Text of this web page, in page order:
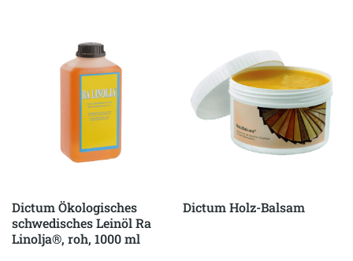
Dictum Ökologisches
schwedisches Leinöl Ra
Linolja®, roh, 1000 ml
Dictum Holz-Balsam